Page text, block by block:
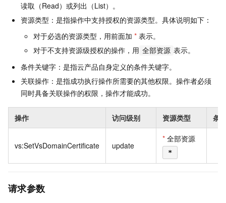
读取（Read）或列出（List）。
资源类型：是指操作中支持授权的资源类型。具体说明如下：
对于必选的资源类型，用前面加 * 表示。
对于不支持资源级授权的操作，用 全部资源 表示。
条件关键字：是指云产品自身定义的条件关键字。
关联操作：是指成功执行操作所需要的其他权限。操作者必须
同时具备关联操作的权限，操作才能成功。
操作 访问级别 资源类型 条
vs:SetVsDomainCertificate update
* 全部资源
*
请求参数